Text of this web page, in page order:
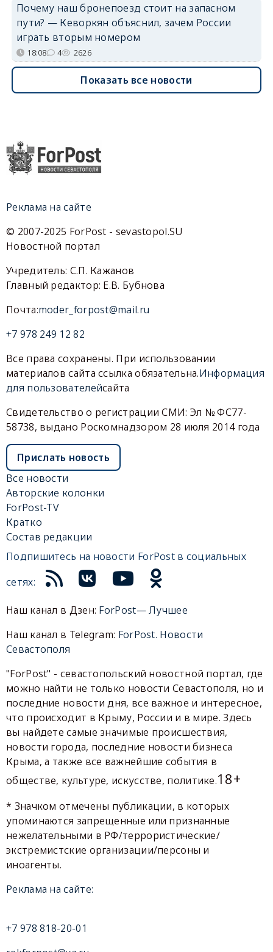
Почему наш бронепоезд стоит на запасном
пути? — Кеворкян объяснил, зачем России
играть вторым номером
18:08 4 2626
Показать все новости
Реклама на сайте
© 2007-2025 ForPost - sevastopol.SU
Новостной портал
Учредитель: С.П. Кажанов
Главный редактор: Е.В. Бубнова
Почта:moder_forpost@mail.ru
+7 978 249 12 82
Все права сохранены. При использовании
материалов сайта ссылка обязательна.Информация
для пользователейсайта
Свидетельство о регистрации СМИ: Эл № ФС77-
58738, выдано Роскомнадзором 28 июля 2014 года
Прислать новость
Все новости
Авторские колонки
ForPost-TV
Кратко
Состав редакции
Подпишитесь на новости ForPost в социальных
сетях:
Наш канал в Дзен: ForPost— Лучшее
Наш канал в Telegram: ForPost. Новости
Севастополя
"ForPost" - севастопольский новостной портал, где
можно найти не только новости Севастополя, но и
последние новости дня, все важное и интересное,
что происходит в Крыму, России и в мире. Здесь
вы найдете самые значимые происшествия,
новости города, последние новости бизнеса
Крыма, а также все важнейшие события в
обществе, культуре, искусстве, политике.18+
* Значком отмечены публикации, в которых
упоминаются запрещенные или признанные
нежелательными в РФ/террористические/
экстремистские организации/персоны и
иноагенты.
Реклама на сайте:
+7 978 818-20-01